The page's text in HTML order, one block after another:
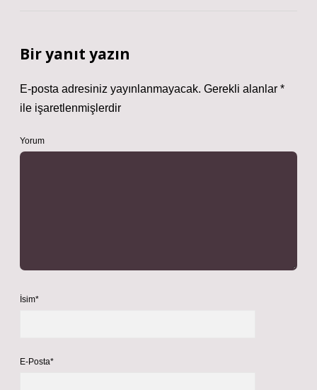
Bir yanıt yazın
E-posta adresiniz yayınlanmayacak. Gerekli alanlar *
ile işaretlenmişlerdir
Yorum
İsim*
E-Posta*